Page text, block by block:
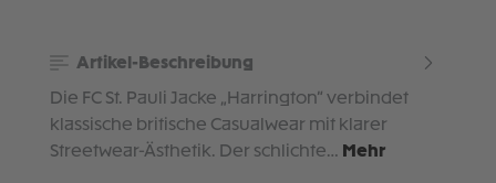
Artikel-Beschreibung
Die FC St. Pauli Jacke „Harrington“ verbindet
klassische britische Casualwear mit klarer
Streetwear-Ästhetik. Der schlichte… Mehr